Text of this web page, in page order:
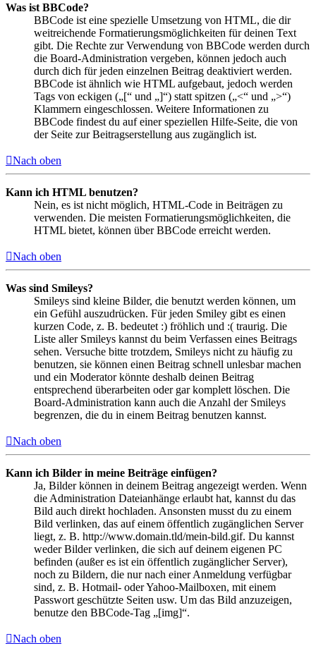
Was ist BBCode?
BBCode ist eine spezielle Umsetzung von HTML, die dir
weitreichende Formatierungsmöglichkeiten für deinen Text
gibt. Die Rechte zur Verwendung von BBCode werden durch
die Board-Administration vergeben, können jedoch auch
durch dich für jeden einzelnen Beitrag deaktiviert werden.
BBCode ist ähnlich wie HTML aufgebaut, jedoch werden
Tags von eckigen („[“ und „]“) statt spitzen („<“ und „>“)
Klammern eingeschlossen. Weitere Informationen zu
BBCode findest du auf einer speziellen Hilfe-Seite, die von
der Seite zur Beitragserstellung aus zugänglich ist.
Nach oben
Kann ich HTML benutzen?
Nein, es ist nicht möglich, HTML-Code in Beiträgen zu
verwenden. Die meisten Formatierungsmöglichkeiten, die
HTML bietet, können über BBCode erreicht werden.
Nach oben
Was sind Smileys?
Smileys sind kleine Bilder, die benutzt werden können, um
ein Gefühl auszudrücken. Für jeden Smiley gibt es einen
kurzen Code, z. B. bedeutet :) fröhlich und :( traurig. Die
Liste aller Smileys kannst du beim Verfassen eines Beitrags
sehen. Versuche bitte trotzdem, Smileys nicht zu häufig zu
benutzen, sie können einen Beitrag schnell unlesbar machen
und ein Moderator könnte deshalb deinen Beitrag
entsprechend überarbeiten oder gar komplett löschen. Die
Board-Administration kann auch die Anzahl der Smileys
begrenzen, die du in einem Beitrag benutzen kannst.
Nach oben
Kann ich Bilder in meine Beiträge einfügen?
Ja, Bilder können in deinem Beitrag angezeigt werden. Wenn
die Administration Dateianhänge erlaubt hat, kannst du das
Bild auch direkt hochladen. Ansonsten musst du zu einem
Bild verlinken, das auf einem öffentlich zugänglichen Server
liegt, z. B. http://www.domain.tld/mein-bild.gif. Du kannst
weder Bilder verlinken, die sich auf deinem eigenen PC
befinden (außer es ist ein öffentlich zugänglicher Server),
noch zu Bildern, die nur nach einer Anmeldung verfügbar
sind, z. B. Hotmail- oder Yahoo-Mailboxen, mit einem
Passwort geschützte Seiten usw. Um das Bild anzuzeigen,
benutze den BBCode-Tag „[img]“.
Nach oben